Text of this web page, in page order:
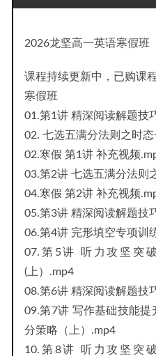
2026龙坚高一英语寒假班
课程持续更新中，已购课
寒假班
01.第1讲 精深阅读解题技
02. 七选五满分法则之时
02.寒假 第1讲 补充视频
03.第2讲 七选五满分法则
04.寒假 第2讲 补充视频
05.第3讲 精深阅读解题技
06.第4讲 完形填空专项训
07.第5讲 听力攻坚突
(上）.mp4
08.第6讲 精深阅读解题技
09.第7讲 写作基础技能提
分策略（上）.mp4
10.第8讲 听力攻坚突